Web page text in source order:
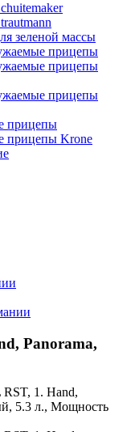
зеленой массы
прицепы
прицепы
прицепы
прицепы
прицепы Krone
Panorama,